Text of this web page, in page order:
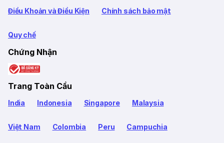
Điều Khoản và Điều Kiện Chính sách bảo mật
Quy chế
Chứng Nhận
Trang Toàn Cầu
India Indonesia Singapore Malaysia
Việt Nam Colombia Peru Campuchia